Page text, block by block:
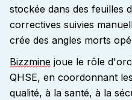
stockée dans des feuilles
correctives suivies
crée des angles morts
Bizzmine joue le rôle
QHSE, en coordonnant
qualité, à la santé, à la